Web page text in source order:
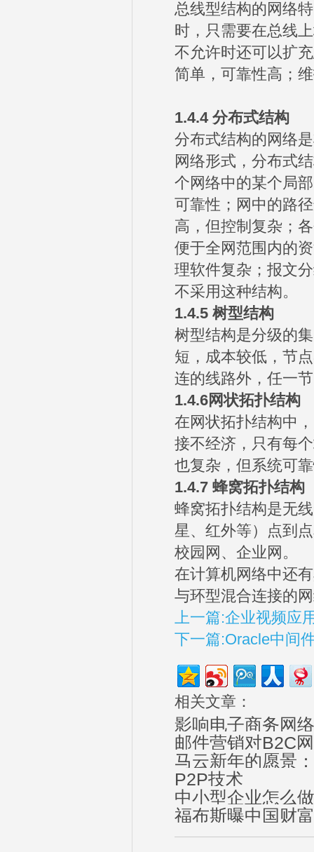
总线型结构的网络
时，只需要在总线
不允许时还可以扩
简单，可靠性高；
1.4.4 分布式结构
分布式结构的网络
网络形式，分布式
个网络中的某个局
可靠性；网中的路
高，但控制复杂；
便于全网范围内的
理软件复杂；报文
不采用这种结构。
1.4.5 树型结构
树型结构是分级的
短，成本较低，节
连的线路外，任一
1.4.6网状拓扑结构
在网状拓扑结构中
接不经济，只有每
也复杂，但系统可
1.4.7 蜂窝拓扑结构
蜂窝拓扑结构是无
星、红外等）点到
校园网、企业网。
在计算机网络中还
与环型混合连接的
上一篇:企业视频应
下一篇:Oracle中间
相关文章：
影响电子商务网
邮件营销对B2C
马云新年的愿景
P2P技术
中小型企业怎么
福布斯曝中国财